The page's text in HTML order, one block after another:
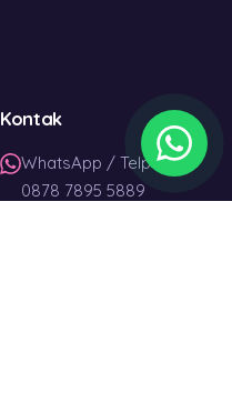
Kontak
WhatsApp / Telp
0878 7895 5889